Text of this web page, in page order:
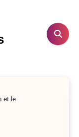
et le